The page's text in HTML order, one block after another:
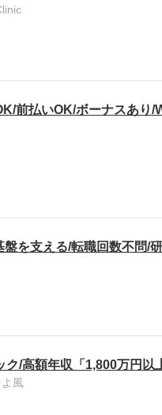
前払いOK/ボーナスあり/
を支える/転職回数不問/
/高額年収「1,800万円以
風